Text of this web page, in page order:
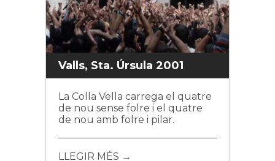
Valls, Sta. Úrsula 2001
La Colla Vella carrega el quatre
de nou sense folre i el quatre
de nou amb folre i pilar.
LLEGIR MÉS →